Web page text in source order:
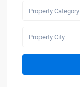
Property Category
Property City